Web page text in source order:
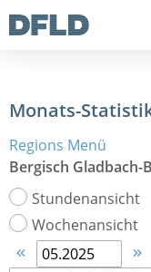
Monats-
Regions Menü
Bergisch Gladbach-
Stundenansicht
Wochenansicht

